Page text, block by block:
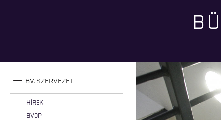
BV. SZERVEZET
HÍREK
BVOP